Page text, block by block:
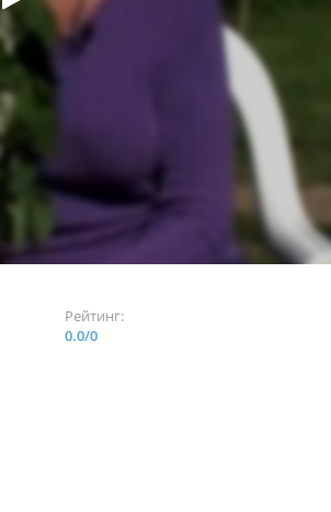
Рейтинг:
0.0/0